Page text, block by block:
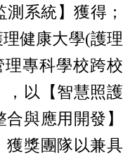
系統】獲得；
健康大學(護理
專科學校跨校
，以【智慧照護
與應用開發】
獲獎團隊以兼具